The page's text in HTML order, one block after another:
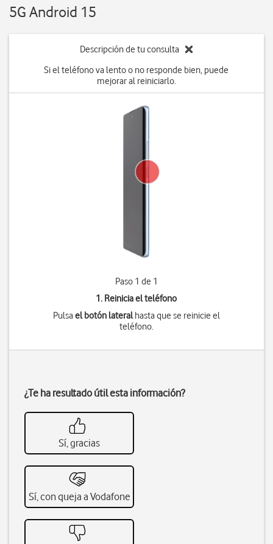
5G Android 15
Descripción de tu consulta
Si el teléfono va lento o no responde bien, puede
mejorar al reiniciarlo.
Paso 1 de 1
1. Reinicia el teléfono
Pulsael botón lateralhasta que se reinicie el
teléfono.
¿Te ha resultado útil esta información?
Sí, gracias
Sí, con queja a Vodafone